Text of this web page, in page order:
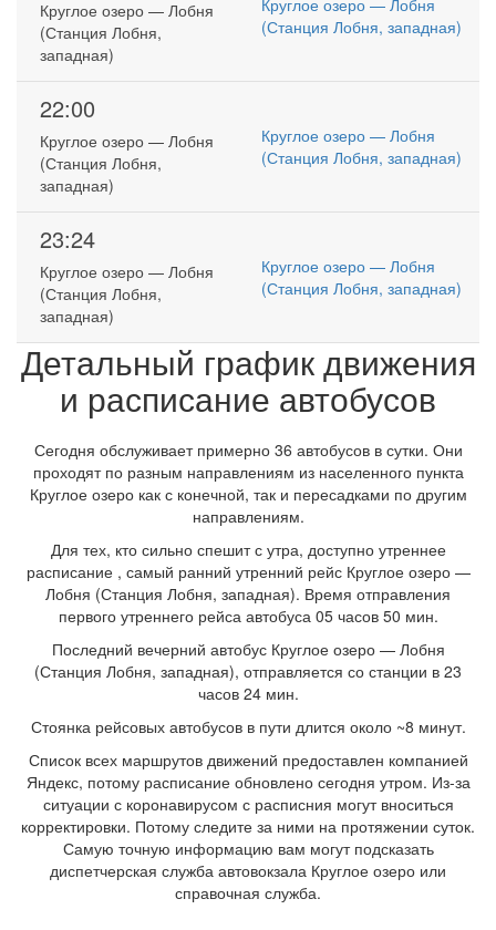
Круглое озеро — Лобня
(Станция Лобня,
западная)
Круглое озеро — Лобня
(Станция Лобня, западная)
22:00
Круглое озеро — Лобня
(Станция Лобня,
западная)
Круглое озеро — Лобня
(Станция Лобня, западная)
23:24
Круглое озеро — Лобня
(Станция Лобня,
западная)
Круглое озеро — Лобня
(Станция Лобня, западная)
Детальный график движения
и расписание автобусов
Сегодня обслуживает примерно 36 автобусов в сутки. Они
проходят по разным направлениям из населенного пункта
Круглое озеро как с конечной, так и пересадками по другим
направлениям.
Для тех, кто сильно спешит с утра, доступно утреннее
расписание , самый ранний утренний рейс Круглое озеро —
Лобня (Станция Лобня, западная). Время отправления
первого утреннего рейса автобуса 05 часов 50 мин.
Последний вечерний автобус Круглое озеро — Лобня
(Станция Лобня, западная), отправляется со станции в 23
часов 24 мин.
Стоянка рейсовых автобусов в пути длится около ~8 минут.
Список всех маршрутов движений предоставлен компанией
Яндекс, потому расписание обновлено сегодня утром. Из-за
ситуации с коронавирусом с расписния могут вноситься
корректировки. Потому следите за ними на протяжении суток.
Самую точную информацию вам могут подсказать
диспетчерская служба автовокзала Круглое озеро или
справочная служба.